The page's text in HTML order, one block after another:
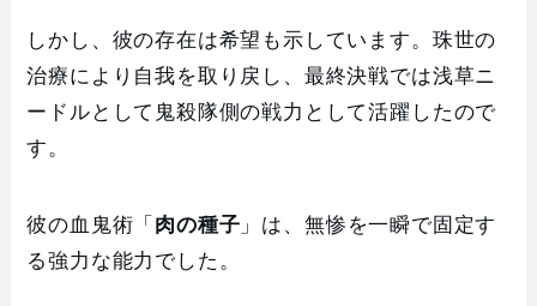
しかし、彼の存在は希望も示しています。珠世の
治療により自我を取り戻し、最終決戦では浅草ニ
ードルとして鬼殺隊側の戦力として活躍したので
す。
彼の血鬼術「 肉の種子 」は、無惨を一瞬で固定す
る強力な能力でした。